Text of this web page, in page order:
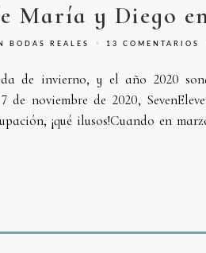
María y Diego
BODAS REALES 13 COMENTARIOS
de invierno, y el año 2020
de noviembre de 2020,
¡qué ilusos!Cuando en